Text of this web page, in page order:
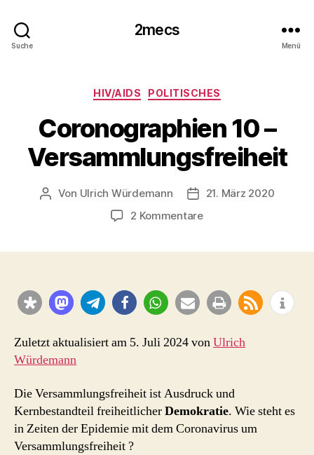
Suche
2mecs
Menü
Kategorien
HIV/AIDS POLITISCHES
Coronographien 10 –
Versammlungsfreiheit
Beitragsautor
Von Ulrich Würdemann Beitragsdatum
21. März 2020
2 Kommentarezu
Zuletzt aktualisiert am 5. Juli 2024 vonUlrich
Würdemann
Die Versammlungsfreiheit ist Ausdruck und
Kernbestandteil freiheitlicherDemokratie. Wie steht es
in Zeiten der Epidemie mit dem Coronavirus um
Versammlungsfreiheit ?